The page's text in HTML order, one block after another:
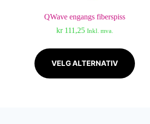
QWave engangs fiberspiss
kr111,25 Inkl. mva.
VELG ALTERNATIV
produktet
flere